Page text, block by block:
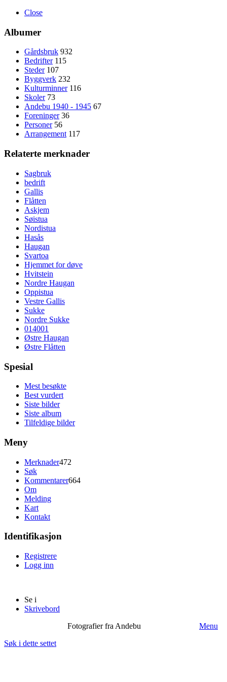
Close
Albumer
Gårdsbruk 932
Bedrifter 115
Steder 107
Byggverk 232
Kulturminner 116
Skoler 73
Andebu 1940 - 1945 67
Foreninger 36
Personer 56
Arrangement 117
Relaterte merknader
Sagbruk
bedrift
Gallis
Flåtten
Askjem
Søistua
Nordistua
Hasås
Haugan
Svartoa
Hjemmet for døve
Hvitstein
Nordre Haugan
Oppistua
Vestre Gallis
Sukke
Nordre Sukke
014001
Østre Haugan
Østre Flåtten
Spesial
Mest besøkte
Best vurdert
Siste bilder
Siste album
Tilfeldige bilder
Meny
Merknader472
Søk
Kommentarer664
Om
Melding
Kart
Kontakt
Identifikasjon
Registrere
Logg inn
Se i
Skrivebord
Fotografier fra Andebu
Menu
Søk i dette settet